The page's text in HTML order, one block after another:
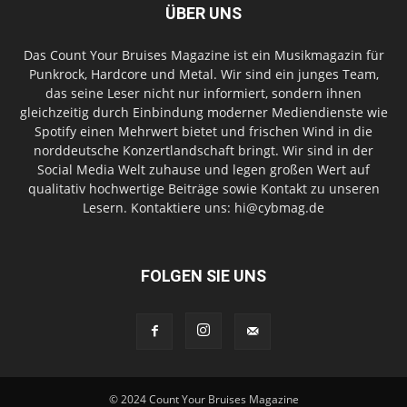
ÜBER UNS
Das Count Your Bruises Magazine ist ein Musikmagazin für
Punkrock, Hardcore und Metal. Wir sind ein junges Team,
das seine Leser nicht nur informiert, sondern ihnen
gleichzeitig durch Einbindung moderner Mediendienste wie
Spotify einen Mehrwert bietet und frischen Wind in die
norddeutsche Konzertlandschaft bringt. Wir sind in der
Social Media Welt zuhause und legen großen Wert auf
qualitativ hochwertige Beiträge sowie Kontakt zu unseren
Lesern. Kontaktiere uns: hi@cybmag.de
FOLGEN SIE UNS
© 2024 Count Your Bruises Magazine